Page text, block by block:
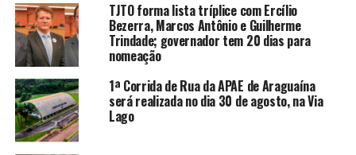
TJTO forma lista tríplice com Ercílio
Bezerra, Marcos Antônio e Guilherme
Trindade; governador tem 20 dias para
nomeação
1ª Corrida de Rua da APAE de Araguaína
será realizada no dia 30 de agosto, na Via
Lago